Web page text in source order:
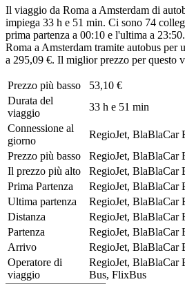
Il viaggio da Roma a Amsterdam di
impiega 33 h e 51 min. Ci sono 74
prima partenza a 00:10 e l'ultima a
Roma a Amsterdam tramite autobus
a 295,09 €. Il miglior prezzo per questo
Prezzo più basso
53,10 €
Durata del
viaggio
33 h e 51 min
Connessione al
giorno
RegioJet, BlaBlaCar
Prezzo più basso
RegioJet, BlaBlaCar
Il prezzo più alto
RegioJet, BlaBlaCar
Prima Partenza
RegioJet, BlaBlaCar
Ultima partenza
RegioJet, BlaBlaCar
Distanza
RegioJet, BlaBlaCar
Partenza
RegioJet, BlaBlaCar
Arrivo
RegioJet, BlaBlaCar
Operatore di
viaggio
RegioJet, BlaBlaCar
Bus, FlixBus